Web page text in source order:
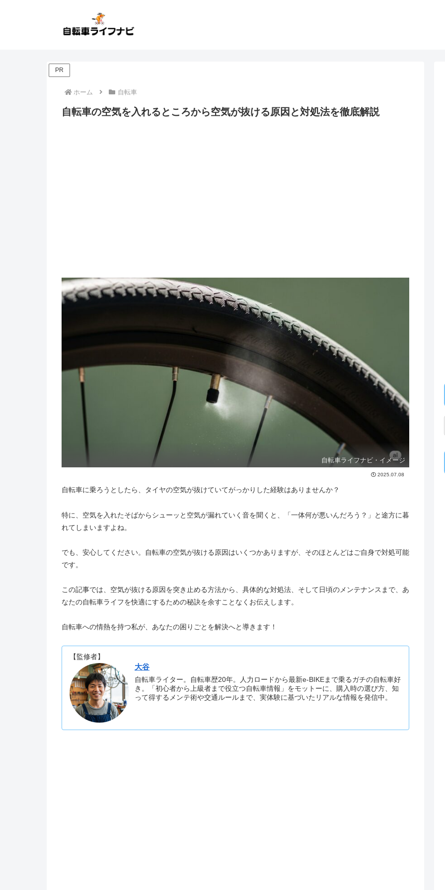
PR
ホーム 自転車
自転車の空気を入れるところから空気が抜ける原因と対処法を徹底解説
自転車ライフナビ・イメージ
2025.07.08
自転車に乗ろうとしたら、タイヤの空気が抜けていてがっかりした経験はありませんか？
特に、空気を入れたそばからシューッと空気が漏れていく音を聞くと、「一体何が悪いんだろう？」と途方に暮
れてしまいますよね。
でも、安心してください。自転車の空気が抜ける原因はいくつかありますが、そのほとんどはご自身で対処可能
です。
この記事では、空気が抜ける原因を突き止める方法から、具体的な対処法、そして日頃のメンテナンスまで、あ
なたの自転車ライフを快適にするための秘訣を余すことなくお伝えします。
自転車への情熱を持つ私が、あなたの困りごとを解決へと導きます！
【監修者】
大谷
自転車ライター。自転車歴20年。人力ロードから最新e-BIKEまで乗るガチの自転車好
き。「初心者から上級者まで役立つ自転車情報」をモットーに、購入時の選び方、知
って得するメンテ術や交通ルールまで、実体験に基づいたリアルな情報を発信中。